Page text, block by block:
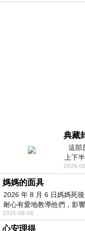
典藏
這部
上下
景影
2026-
媽媽的面具
2026 年 8 月 6 日媽媽死
耐心有愛地教導他們，影
2026-08-06
心安理得